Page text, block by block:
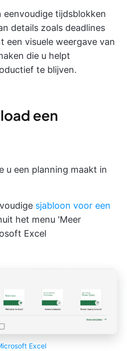
eenvoudige tijdsblokken
details zoals deadlines
een visuele weergave van
die u helpt
te blijven.
een
u een planning maakt in
sjabloon voor een
het menu 'Meer
Excel
Excel